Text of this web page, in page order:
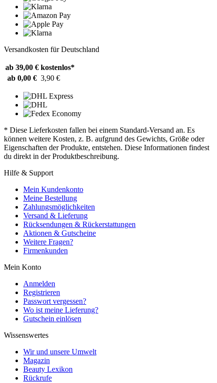
Versandkosten für Deutschland
ab 39,00 € kostenlos*
ab 0,00 € 3,90 €
* Diese Lieferkosten fallen bei einem Standard-Versand an. Es
können weitere Kosten, z. B. aufgrund des Gewichts, Größe oder
Eigenschaften der Produkte, entstehen. Diese Informationen findest
du direkt in der Produktbeschreibung.
Hilfe & Support
Mein Kundenkonto
Meine Bestellung
Zahlungsmöglichkeiten
Versand & Lieferung
Rücksendungen & Rückerstattungen
Aktionen & Gutscheine
Weitere Fragen?
Firmenkunden
Mein Konto
Anmelden
Registrieren
Passwort vergessen?
Wo ist meine Lieferung?
Gutschein einlösen
Wissenswertes
Wir und unsere Umwelt
Magazin
Beauty Lexikon
Rückrufe